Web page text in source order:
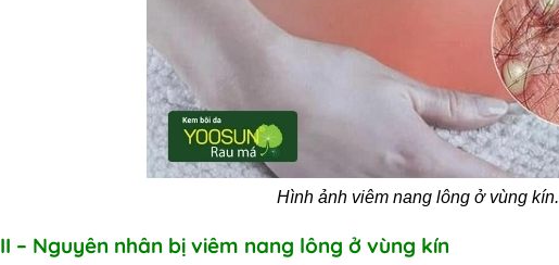
Hình ảnh viêm nang lông ở vùng kín.
II – Nguyên nhân bị viêm nang lông ở vùng kín